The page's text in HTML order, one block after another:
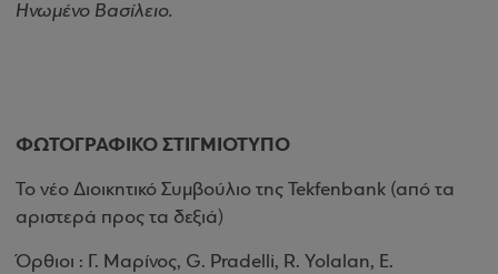
Ηνωμένο Βασίλειο.
ΦΩΤΟΓΡΑΦΙΚΟ ΣΤΙΓΜΙΟΤΥΠΟ
Το νέο Διοικητικό Συμβούλιο της Tekfenbank (από τα
αριστερά προς τα δεξιά)
Όρθιοι : Γ. Μαρίνος, G. Pradelli, R. Yolalan, Ε.